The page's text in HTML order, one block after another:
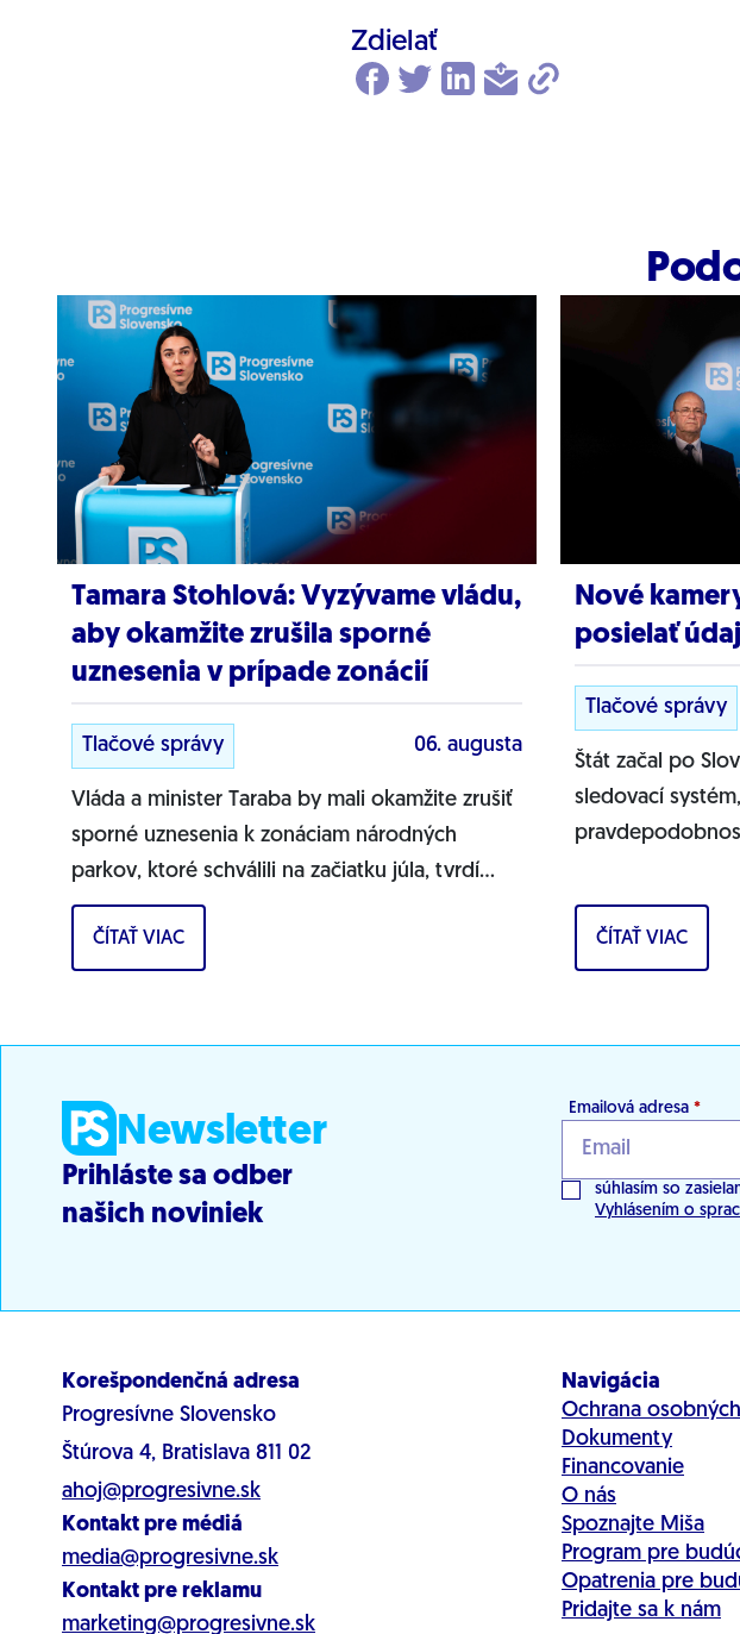
Zdielať
Tamara Stohlová: Vyzývame vládu,
aby okamžite zrušila sporné
uznesenia v prípade zonácií
Tlačové správy 06. augusta
Vláda a minister Taraba by mali okamžite zrušiť
sporné uznesenia k zonáciam národných
parkov, ktoré schválili na začiatku júla, tvrdí
líderka zmeny PS pre životné prostredie
Tamara...
ČÍTAŤ VIAC
Nové
posielať
Tlačové správy
Štát začal po
sledovací
objavujú nové...
ČÍTAŤ VIAC
Newsletter
Prihláste sa odber
našich noviniek
Emailová adresa *
súhlasím so
Vyhlásením o
Navigácia
Ochrana
Dokumenty
Financovanie
O nás
Spoznajte Miša
Program pre
Opatrenia pre
Pridajte sa k nám
Korešpondenčná adresa
Progresívne Slovensko
Štúrova 4, Bratislava 811 02
ahoj@progresivne.sk
Kontakt pre médiá
media@progresivne.sk
Kontakt pre reklamu
marketing@progresivne.sk